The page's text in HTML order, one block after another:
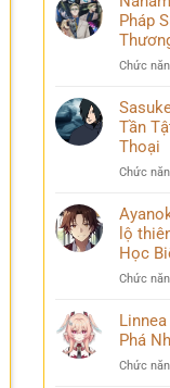
Pháp
Chức
Tần
Thoại
Chức
lộ
Học
Chức
Phá
Chức